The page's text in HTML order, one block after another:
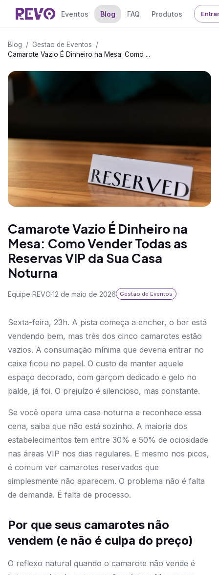
Eventos Blog FAQ Produtos
Blog / Gestao de Eventos
/
Camarote Vazio É Dinheiro na Mesa: Como ...
Camarote Vazio É Dinheiro na
Mesa: Como Vender Todas as
Reservas VIP da Sua Casa
Noturna
Equipe REVO·12 de maio de 2026 Gestao de Eventos
Sexta-feira, 23h. A pista começa a encher, o bar está
vendendo bem, mas três dos cinco camarotes estão
vazios. A consumação mínima que deveria entrar no
caixa ficou no papel. O custo de manter aquele
espaço decorado, com garçom dedicado e gelo no
balde, já foi. O prejuízo é silencioso, mas constante.
Se você opera uma casa noturna e reconhece essa
cena, saiba que não está sozinho. A maioria dos
estabelecimentos tem entre 30% e 50% de ociosidade
nas áreas VIP nos dias regulares. E mesmo nos picos,
é comum ver camarotes reservados que
simplesmente não aparecem. O problema não é falta
de demanda. É falta de processo.
Por que seus camarotes não
vendem (e não é culpa do preço)
O reflexo natural quando o camarote não vende é